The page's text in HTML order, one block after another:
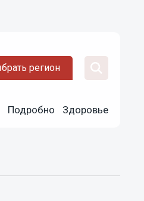
регион
Подробно Здоровье